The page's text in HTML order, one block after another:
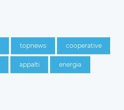
topnews cooperative
appalti energia